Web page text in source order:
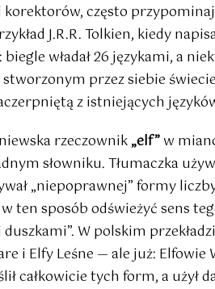
często
J.R.R. Tolkien, kiedy
władał 26 językami, a
przez siebie
z istniejących
rzeczownik„elf”w
słowniku. Tłumaczka
„niepoprawnej” formy
ten sposób odświeżyć sens
W polskim
i Elfy Leśne — ale już: Elfowie
całkowicie tych form, a